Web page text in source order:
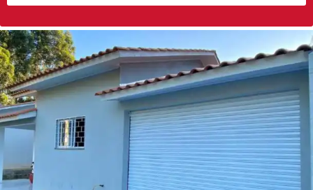
Início
Produtos
Porta de Enrolar Automática
Automatizadores
Acessórios Para Portas de
Enrolar
Pintura eletrostática
Portfólio
Contato